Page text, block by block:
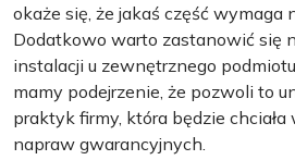
okaże się, że jakaś część wymaga
Dodatkowo warto zastanowić się
instalacji u zewnętrznego podmiotu
mamy podejrzenie, że pozwoli to
praktyk firmy, która będzie chciała
napraw gwarancyjnych.